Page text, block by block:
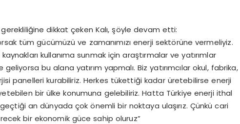
gerekliliğine dikkat çeken Kalı, şöyle devam etti:
tüm gücümüzü ve zamanımızı enerji sektörüne vermeliyiz.
kullanıma sunmak için araştırmalar ve yatırımlar
bu alana yatırım yapmalı. Biz yatırımcılar okul, fabrika,
panelleri kurabiliriz. Herkes tükettiği kadar üretebilirse enerji
bir ülke konumuna gelebiliriz. Hatta Türkiye enerji ithal
an dünyada çok önemli bir noktaya ulaşırız. Çünkü cari
bir ekonomik güce sahip oluruz”